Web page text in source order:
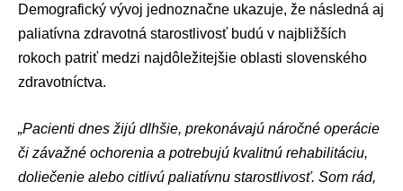
Demografický vývoj jednoznačne ukazuje, že následná aj
paliatívna zdravotná starostlivosť budú v najbližších
rokoch patriť medzi najdôležitejšie oblasti slovenského
zdravotníctva.
„Pacienti dnes žijú dlhšie, prekonávajú náročné operácie
či závažné ochorenia a potrebujú kvalitnú rehabilitáciu,
doliečenie alebo citlivú paliatívnu starostlivosť. Som rád,